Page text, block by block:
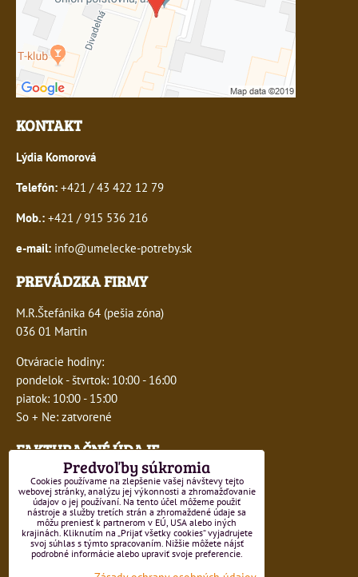
KONTAKT
Lýdia Komorová
Telefón: +421 / 43 422 12 79
Mob.: +421 / 915 536 216
e-mail: info@umelecke-potreby.sk
PREVÁDZKA FIRMY
M.R.Štefánika 64 (pešia zóna)
036 01 Martin
Otváracie hodiny:
pondelok - štvrtok: 10:00 - 16:00
piatok: 10:00 - 15:00
So + Ne: zatvorené
FAKTURAČNÉ ÚDAJE
IČO:41243277
DIČ:1047749593
IČ DPH:SK1047749593
Číslo živnostenského registra 550-15499
Predvoľby súkromia
Cookies používame na zlepšenie vašej návštevy tejto
webovej stránky, analýzu jej výkonnosti a zhromažďovanie
údajov o jej používaní. Na tento účel môžeme použiť
nástroje a služby tretích strán a zhromaždené údaje sa
môžu preniesť k partnerom v EÚ, USA alebo iných
krajinách. Kliknutím na „Prijať všetky cookies“ vyjadrujete
svoj súhlas s týmto spracovaním. Nižšie môžete nájsť
podrobné informácie alebo upraviť svoje preferencie.